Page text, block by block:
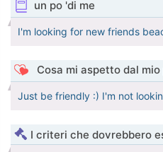
un po 'di me
I'm looking for new friends
Cosa mi aspetto dal
Just be friendly :) I'm not
I criteri che dovrebbero